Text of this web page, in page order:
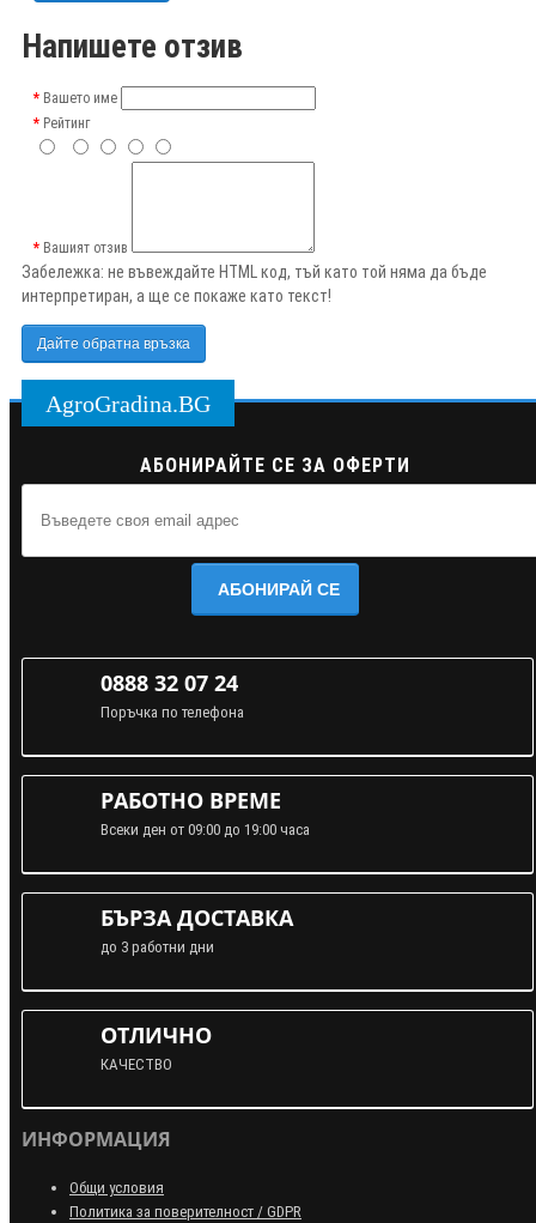
Напишете отзив
Вашето име
Рейтинг
Вашият отзив
Забележка: не въвеждайте HTML код, тъй като той няма да бъде
интерпретиран, а ще се покаже като текст!
Дайте обратна връзка
AgroGradina.BG
АБОНИРАЙТЕ СЕ ЗА ОФЕРТИ
АБОНИРАЙ СЕ
0888 32 07 24
Поръчка по телефона
РАБОТНО ВРЕМЕ
Всеки ден от 09:00 до 19:00 часа
БЪРЗА ДОСТАВКА
до 3 работни дни
ОТЛИЧНО
КАЧЕСТВО
ИНФОРМАЦИЯ
Общи условия
Политика за поверителност / GDPR